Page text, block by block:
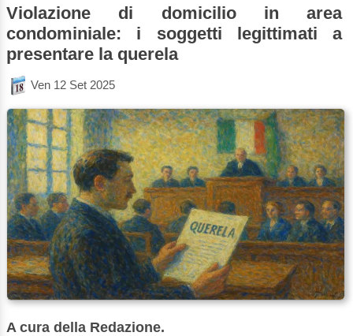
Violazione di domicilio in area
condominiale: i soggetti legittimati a
presentare la querela
Ven 12 Set 2025
A cura della Redazione.